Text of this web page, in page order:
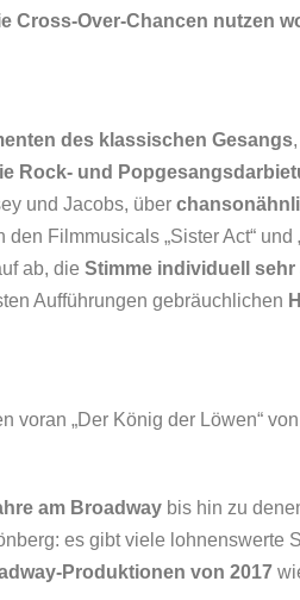
Cross-Over-Chancen nutzen
des klassischen Gesangs
Rock- und
und Jacobs, über
Filmmusicals „Sister Act“ und
ab, die Stimme individuell
Aufführungen gebräuchlichen
voran „Der König der Löwen“
am Broadway bis hin zu
es gibt viele lohnenswerte
Produktionen von 2017